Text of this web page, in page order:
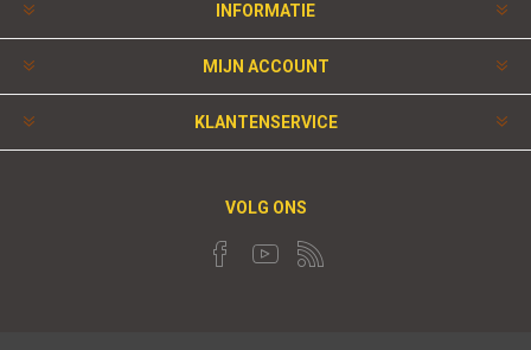
INFORMATIE
MIJN ACCOUNT
KLANTENSERVICE
VOLG ONS